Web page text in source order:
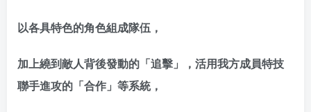
以各具特色的角色組成隊伍，
加上繞到敵人背後發動的「追擊」，活用我方成員特技
聯手進攻的「合作」等系統，